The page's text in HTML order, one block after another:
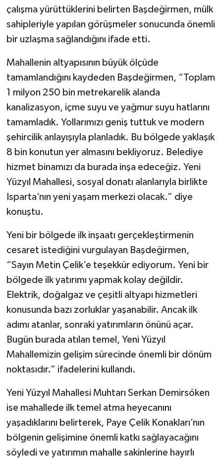
çalışma yürüttüklerini belirten Başdeğirmen, mülk
sahipleriyle yapılan görüşmeler sonucunda önemli
bir uzlaşma sağlandığını ifade etti.
Mahallenin altyapısının büyük ölçüde
tamamlandığını kaydeden Başdeğirmen, “Toplam
1 milyon 250 bin metrekarelik alanda
kanalizasyon, içme suyu ve yağmur suyu hatlarını
tamamladık. Yollarımızı geniş tuttuk ve modern
şehircilik anlayışıyla planladık. Bu bölgede yaklaşık
8 bin konutun yer almasını bekliyoruz. Belediye
hizmet binamızı da burada inşa edeceğiz. Yeni
Yüzyıl Mahallesi, sosyal donatı alanlarıyla birlikte
Isparta’nın yeni yaşam merkezi olacak.” diye
konuştu.
Yeni bir bölgede ilk inşaatı gerçekleştirmenin
cesaret istediğini vurgulayan Başdeğirmen,
“Sayın Metin Çelik’e teşekkür ediyorum. Yeni bir
bölgede ilk yatırımı yapmak kolay değildir.
Elektrik, doğalgaz ve çeşitli altyapı hizmetleri
konusunda bazı zorluklar yaşanabilir. Ancak ilk
adımı atanlar, sonraki yatırımların önünü açar.
Bugün burada atılan temel, Yeni Yüzyıl
Mahallemizin gelişim sürecinde önemli bir dönüm
noktasıdır.” ifadelerini kullandı.
Yeni Yüzyıl Mahallesi Muhtarı Serkan Demirsöken
ise mahallede ilk temel atma heyecanını
yaşadıklarını belirterek, Paye Çelik Konakları’nın
bölgenin gelişimine önemli katkı sağlayacağını
söyledi ve yatırımın mahalle sakinlerine hayırlı